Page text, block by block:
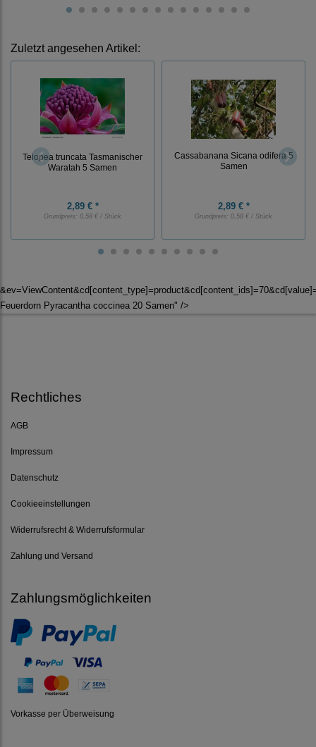
Zuletzt angesehen Artikel:
Telopea truncata Tasmanischer
Waratah 5 Samen
2,89 € *
Grundpreis: 0,58 € / Stück
Cassabanana Sicana odifera 5
Samen
2,89 € *
Grundpreis: 0,58 € / Stück
Feuerdorn Pyracantha coccinea 20 Samen" />
Rechtliches
AGB
Impressum
Datenschutz
Cookieeinstellungen
Widerrufsrecht & Widerrufsformular
Zahlung und Versand
Zahlungsmöglichkeiten
Vorkasse per Überweisung